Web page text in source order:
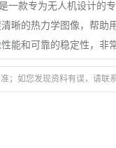
一款专为无人机设计的
晰的热力学图像，帮助
能和可靠的稳定性，非
；如您发现资料有误，请联